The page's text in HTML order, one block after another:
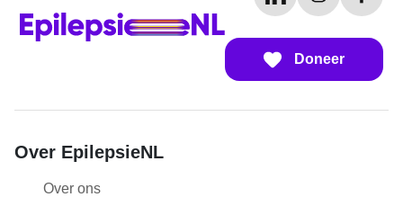
Doneer
Over EpilepsieNL
Over ons